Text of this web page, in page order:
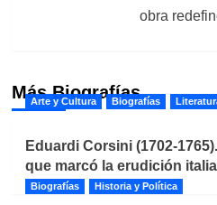
obra
Más Biografías
Arte y Cultura Biografías
Eduardi Corsini (1702-
que marcó la erudición
Biografías Historia y Política